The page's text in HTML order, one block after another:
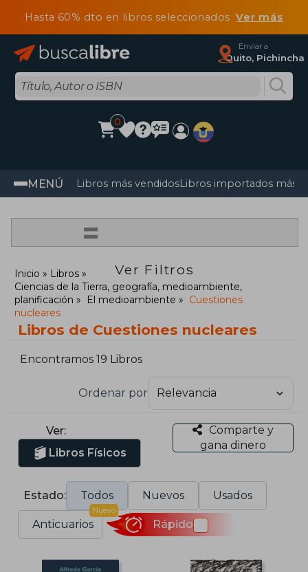
Hasta 60% dto en libros seleccionadosVer más
Enviar a
Quito, Pichincha
0
MENÚ Libros más vendidosLibros importados más
=
Ver Filtros
Inicio
Libros
Ciencias de la Tierra, geografía, medioambiente,
planificación
El medioambiente
Cuestiones
nucleares
Libros de Cuestiones nucleares
Encontramos 19 Libros
Ordenar por
Ver:
Libros Físicos
Comparte y
gana dinero
Estado: Todos Nuevos Usados
Anticuarios
Nuevo
Rápido